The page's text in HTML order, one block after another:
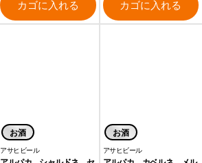
カゴに入れる カゴに入れる
お酒
アサヒビール
お酒
アサヒビール